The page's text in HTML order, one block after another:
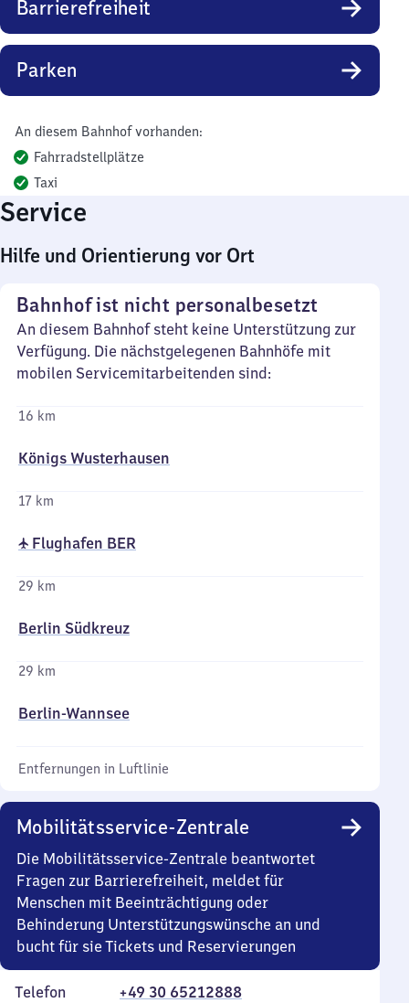
Barrierefreiheit
Parken
An diesem Bahnhof vorhanden:
Fahrradstellplätze
Taxi
Service
Hilfe und Orientierung vor Ort
Bahnhof ist nicht personalbesetzt
An diesem Bahnhof steht keine Unterstützung zur
Verfügung. Die nächstgelegenen Bahnhöfe mit
mobilen Servicemitarbeitenden sind:
16 km
Königs Wusterhausen
17 km
✈ Flughafen BER
29 km
Berlin Südkreuz
29 km
Berlin-Wannsee
Entfernungen in Luftlinie
Mobilitätsservice-Zentrale
Die Mobilitätsservice-Zentrale beantwortet
Fragen zur Barrierefreiheit, meldet für
Menschen mit Beeinträchtigung oder
Behinderung Unterstützungswünsche an und
bucht für sie Tickets und Reservierungen
Telefon +49 30 65212888